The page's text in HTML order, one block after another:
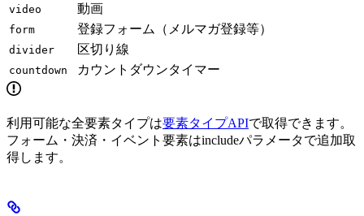
video 動画
form 登録フォーム（メルマガ登録等）
divider 区切り線
countdown カウントダウンタイマー
利用可能な全要素タイプは要素タイプAPIで取得できます。
フォーム・決済・イベント要素はincludeパラメータで追加取
得します。